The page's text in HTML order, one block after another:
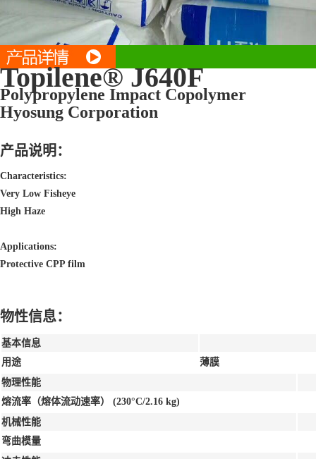
Topilene® J640F
Polypropylene Impact Copolymer
Hyosung Corporation
产品说明：
Characteristics:
Very Low Fisheye
High Haze
Applications:
Protective CPP film
物性信息：
基本信息
用途
薄膜
物理性能
熔流率（熔体流动速率） (230°C/2.16 kg)
机械性能
弯曲模量